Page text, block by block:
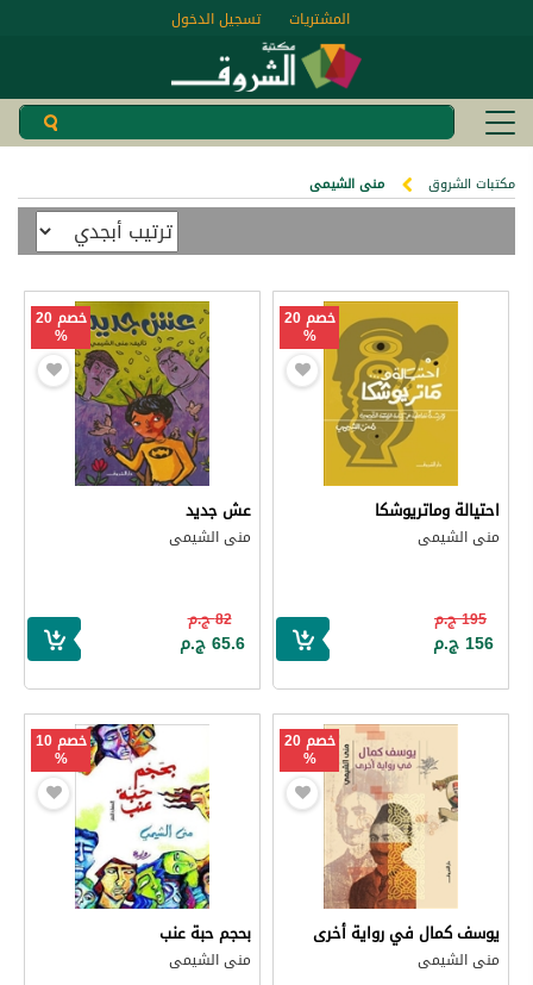
تسجيل الدخول المشتريات
مكتبات الشروق منى الشيمى
خصم 20
%
احتيالة وماتريوشكا
منى الشيمى
195 ج.م
156 ج.م
خصم 20
%
عش جديد
منى الشيمى
82 ج.م
65.6 ج.م
خصم 20
%
يوسف كمال في رواية أخرى
منى الشيمى
خصم 10
%
بحجم حبة عنب
منى الشيمى